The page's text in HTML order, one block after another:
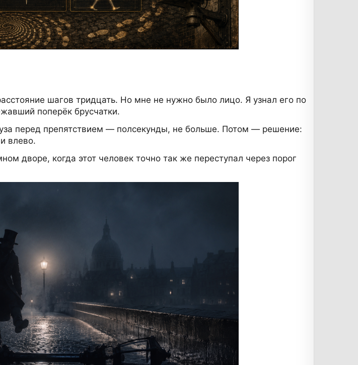
шагов тридцать. Но мне не нужно было лицо. Я узнал его по
поперёк брусчатки.
перед препятствием — полсекунды, не больше. Потом — решение:
влево.
дворе, когда этот человек точно так же переступал через порог